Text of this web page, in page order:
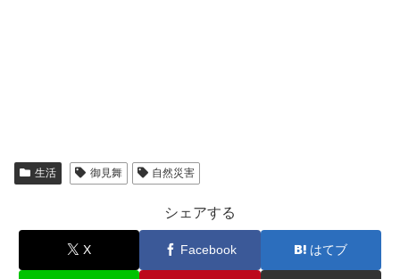
生活 御見舞 自然災害
シェアする
X Facebook はてブ